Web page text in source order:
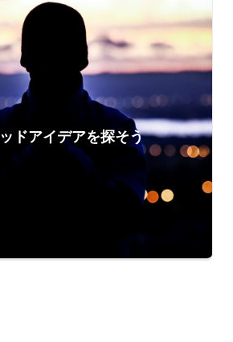
ドアイデアを探そう